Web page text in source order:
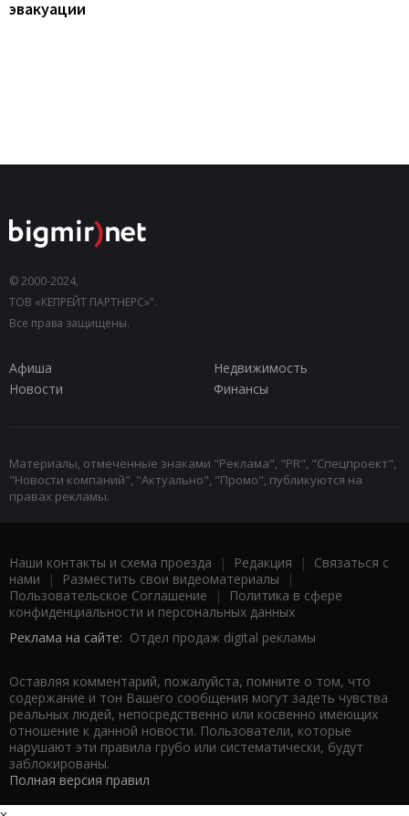
эвакуации
© 2000-2024,
ТОВ «КЕПРЕЙТ ПАРТНЕРС»".
Все права защищены.
Афиша
Недвижимость
Новости
Финансы
Материалы, отмеченные знаками "Реклама", "PR", "Спецпроект",
"Новости компаний", "Актуально", "Промо", публикуются на
правах рекламы.
Наши контакты и схема проезда | Редакция | Связаться с
нами | Разместить свои видеоматериалы |
Пользовательское Соглашение |
Политика в сфере
конфиденциальности и персональных данных
Реклама на сайте: Отдел продаж digital рекламы
Оставляя комментарий, пожалуйста, помните о том, что
содержание и тон Вашего сообщения могут задеть чувства
реальных людей, непосредственно или косвенно имеющих
отношение к данной новости. Пользователи, которые
нарушают эти правила грубо или систематически, будут
заблокированы.
Полная версия правил